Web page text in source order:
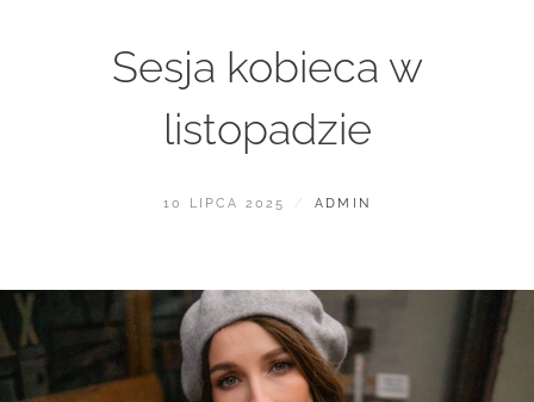
Sesja kobieca w
listopadzie
POSTED
10 LIPCA 2025 BY
ADMIN